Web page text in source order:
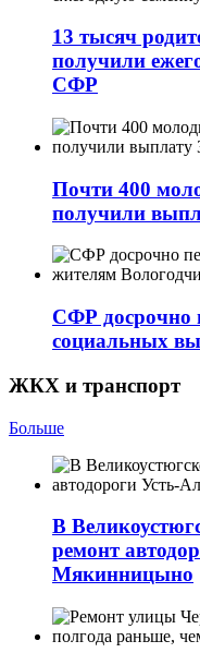
13 тысяч
получили
СФР
Почти 400
получили
СФР досрочно
социальных
ЖКХ и транспорт
Больше
В
ремонт
Мякинницыно